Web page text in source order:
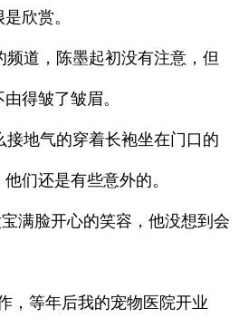
欣赏。
道，陈墨起初没有注意，但
得皱了皱眉。
地气的穿着长袍坐在门口的
们还是有些意外的。
满脸开心的笑容，他没想到会
，等年后我的宠物医院开业